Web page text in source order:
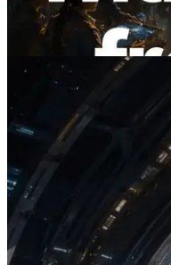
também lançada